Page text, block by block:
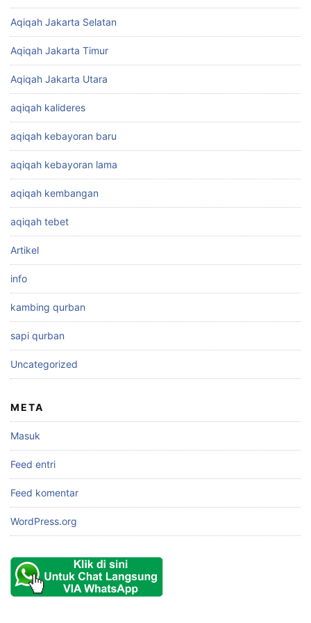
Aqiqah Jakarta Selatan
Aqiqah Jakarta Timur
Aqiqah Jakarta Utara
aqiqah kalideres
aqiqah kebayoran baru
aqiqah kebayoran lama
aqiqah kembangan
aqiqah tebet
Artikel
info
kambing qurban
sapi qurban
Uncategorized
META
Masuk
Feed entri
Feed komentar
WordPress.org